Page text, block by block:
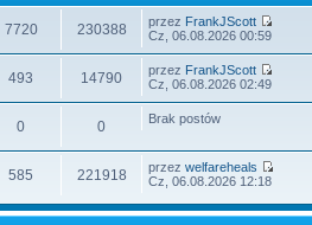
7720 230388 przez FrankJScott
Cz, 06.08.2026 00:59
493 14790 przez FrankJScott
Cz, 06.08.2026 02:49
0 0 Brak postów
585 221918 przezwelfareheals
Cz, 06.08.2026 12:18